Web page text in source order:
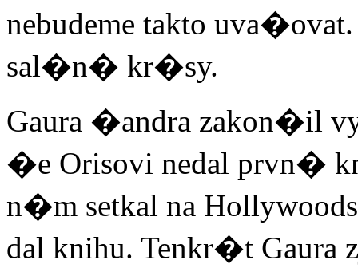
nebudeme takto
sal�n� kr�sy.
Gaura �andra
�e Orisovi nedal prvn�
n�m setkal na
dal knihu. Tenkr�t